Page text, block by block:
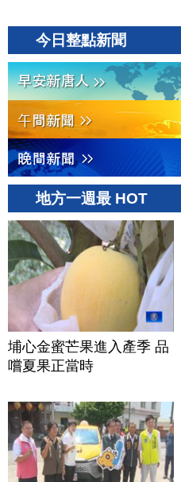
今日整點新聞
地方一週最 HOT
埔心金蜜芒果進入產季 品
嚐夏果正當時